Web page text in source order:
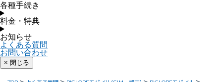
各種手続き
料金・特典
お知らせ
よくある質問
お問い合わせ
× 閉じる